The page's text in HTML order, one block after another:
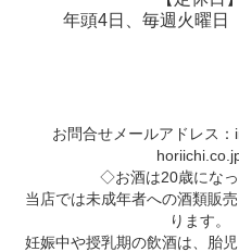
年頭4日、毎週火曜日
お問合せメールアドレス：
◇お酒は20歳になっ
当店では未成年者への酒類販
ります。
妊娠中や授乳期の飲酒は、胎